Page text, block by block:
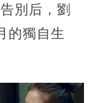
別后，劉
的獨自生